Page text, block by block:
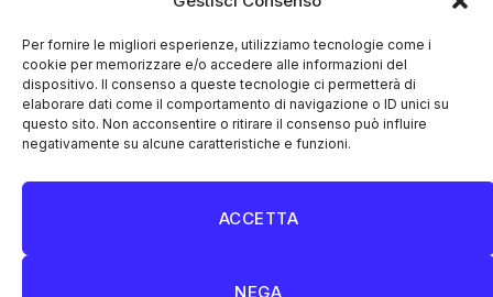
Per fornire le migliori esperienze, utilizziamo tecnologie come i
cookie per memorizzare e/o accedere alle informazioni del
dispositivo. Il consenso a queste tecnologie ci permetterà di
elaborare dati come il comportamento di navigazione o ID unici su
questo sito. Non acconsentire o ritirare il consenso può influire
negativamente su alcune caratteristiche e funzioni.
ACCETTA
NEGA
Sede legale: Via Silvestri, 195 - Roma.
Cinemedia Srl
FacebookInstagram